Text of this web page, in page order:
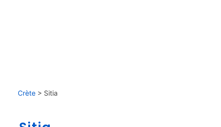
Crète > Sitia